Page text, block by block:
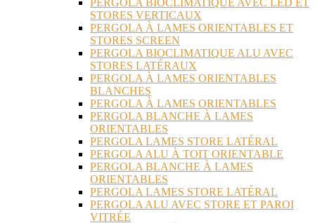
PERGOLA BIOCLIMATIQUE AVEC LED ET
STORES VERTICAUX
PERGOLA À LAMES ORIENTABLES ET
STORES SCREEN
PERGOLA BIOCLIMATIQUE ALU AVEC
STORES LATÉRAUX
PERGOLA À LAMES ORIENTABLES
BLANCHES
PERGOLA À LAMES ORIENTABLES
PERGOLA BLANCHE À LAMES
ORIENTABLES
PERGOLA LAMES STORE LATÉRAL
PERGOLA ALU À TOIT ORIENTABLE
PERGOLA BLANCHE À LAMES
ORIENTABLES
PERGOLA LAMES STORE LATÉRAL
PERGOLA ALU AVEC STORE ET PAROI
VITRÉE